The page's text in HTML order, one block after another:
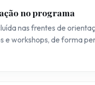
no programa
nas frentes de
e workshops, de forma